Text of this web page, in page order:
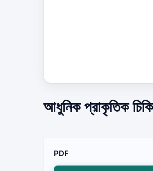
আধুনিক প্রাকৃতিক
PDF